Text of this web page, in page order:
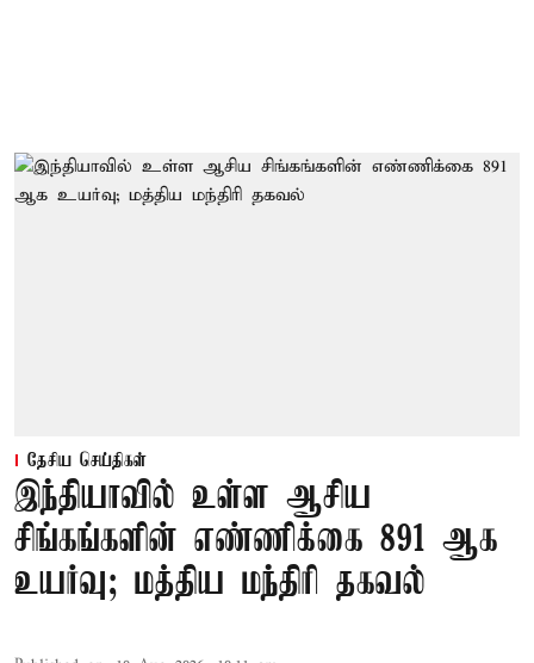
தேசிய செய்திகள்
இந்தியாவில் உள்ள ஆசிய
சிங்கங்களின் எண்ணிக்கை 891 ஆக
உயர்வு; மத்திய மந்திரி தகவல்